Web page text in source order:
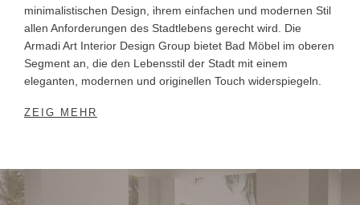
minimalistischen Design, ihrem einfachen und modernen Stil
allen Anforderungen des Stadtlebens gerecht wird. Die
Armadi Art Interior Design Group bietet Bad Möbel im oberen
Segment an, die den Lebensstil der Stadt mit einem
eleganten, modernen und originellen Touch widerspiegeln.
ZEIG MEHR